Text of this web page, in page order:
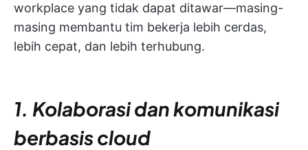
workplace yang tidak dapat ditawar—masing-
masing membantu tim bekerja lebih cerdas,
lebih cepat, dan lebih terhubung.
1. Kolaborasi dan komunikasi
berbasis cloud